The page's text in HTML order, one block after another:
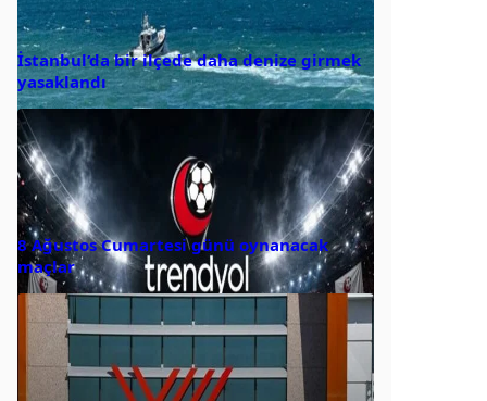
İstanbul’da bir ilçede daha denize girmek
yasaklandı
8 Ağustos Cumartesi günü oynanacak
maçlar